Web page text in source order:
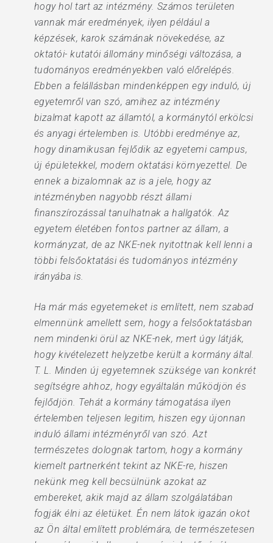
hogy hol tart az intézmény. Számos területen
vannak már eredmények, ilyen például a
képzések, karok számának növekedése, az
oktatói- kutatói állomány minőségi változása, a
tudományos eredményekben való előrelépés.
Ebben a felállásban mindenképpen egy induló, új
egyetemről van szó, amihez az intézmény
bizalmat kapott az államtól, a kormánytól erkölcsi
és anyagi értelemben is. Utóbbi eredménye az,
hogy dinamikusan fejlődik az egyetemi campus,
új épületekkel, modern oktatási környezettel. De
ennek a bizalomnak az is a jele, hogy az
intézményben nagyobb részt állami
finanszírozással tanulhatnak a hallgatók. Az
egyetem életében fontos partner az állam, a
kormányzat, de az NKE-nek nyitottnak kell lenni a
többi felsőoktatási és tudományos intézmény
irányába is.
Ha már más egyetemeket is említett, nem szabad
elmennünk amellett sem, hogy a felsőoktatásban
nem mindenki örül az NKE-nek, mert úgy látják,
hogy kivételezett helyzetbe került a kormány által.
T. L. Minden új egyetemnek szüksége van konkrét
segítségre ahhoz, hogy egyáltalán működjön és
fejlődjön. Tehát a kormány támogatása ilyen
értelemben teljesen legitim, hiszen egy újonnan
induló állami intézményről van szó. Azt
természetes dolognak tartom, hogy a kormány
kiemelt partnerként tekint az NKE-re, hiszen
nekünk meg kell becsülnünk azokat az
embereket, akik majd az állam szolgálatában
fogják élni az életüket. Én nem látok igazán okot
az Ön által említett problémára, de természetesen